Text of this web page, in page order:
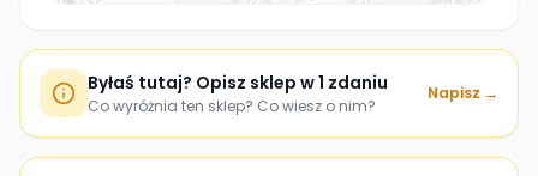
Byłaś tutaj? Opisz sklep w 1 zdaniu
Co wyróżnia ten sklep? Co wiesz o nim?
Napisz →